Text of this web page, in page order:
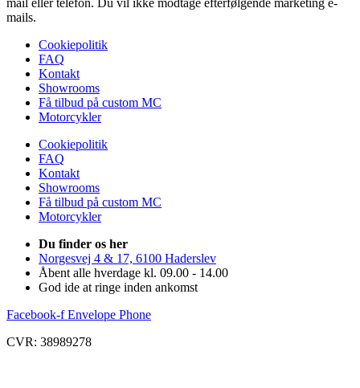
mails.
Cookiepolitik
FAQ
Kontakt
Showrooms
Få tilbud på custom MC
Motorcykler
Cookiepolitik
FAQ
Kontakt
Showrooms
Få tilbud på custom MC
Motorcykler
Du finder os her
Norgesvej 4 & 17, 6100 Haderslev
Åbent alle hverdage kl. 09.00 - 14.00
God ide at ringe inden ankomst
Facebook-f Envelope Phone
CVR: 38989278